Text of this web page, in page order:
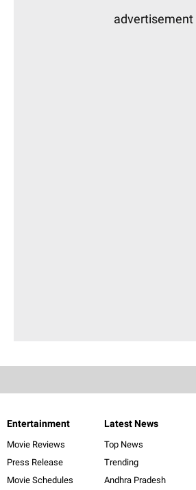
advertisement
Entertainment
Movie Reviews
Press Release
Movie Schedules
Latest News
Top News
Trending
Andhra Pradesh